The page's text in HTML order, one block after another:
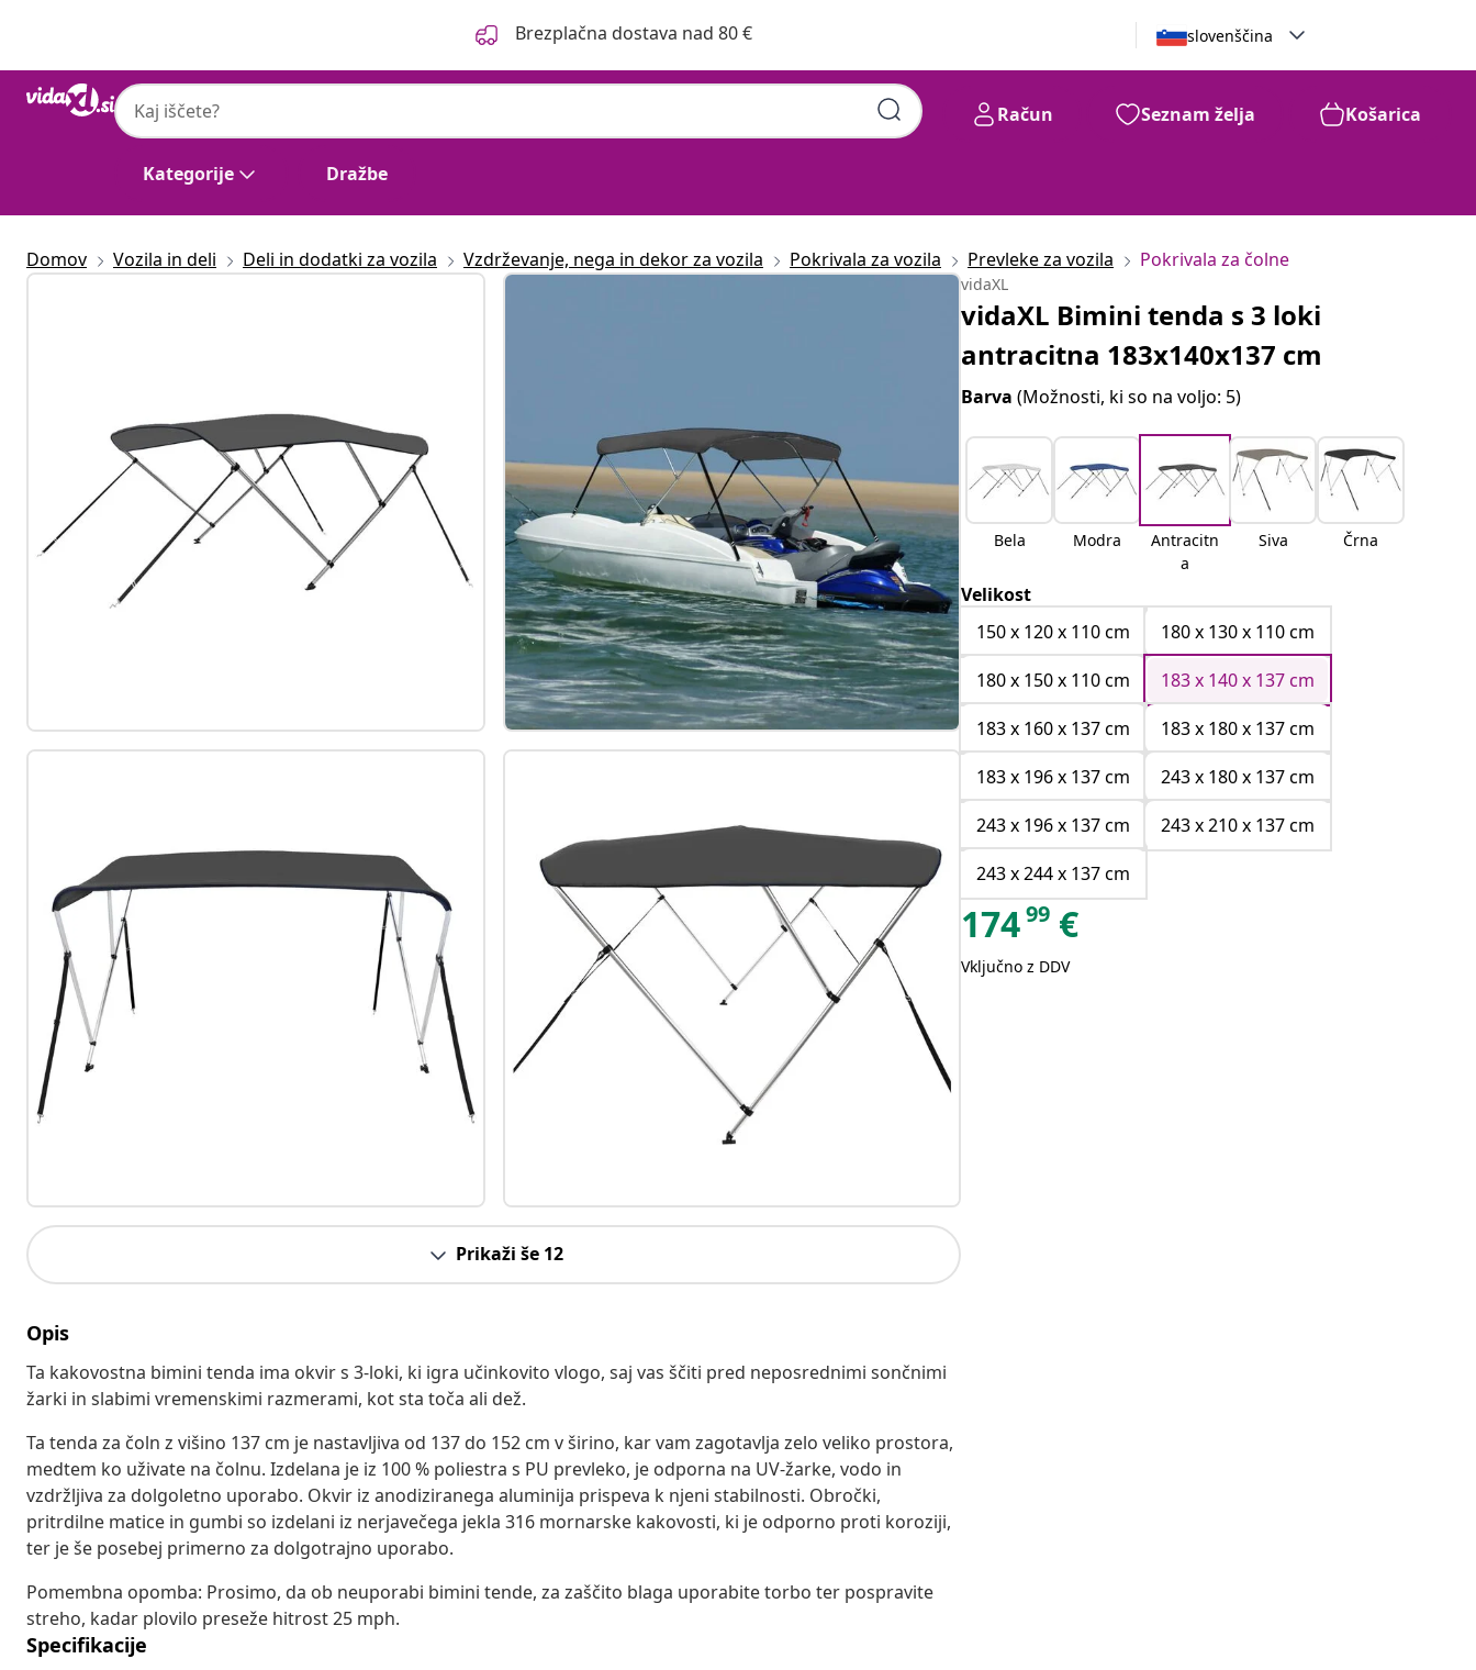
Brezplačna dostava nad 80 € slovenščina
Kategorije Dražbe
Račun Seznam želja Košarica
Domov Vozila in deli Deli in dodatki za vozila Vzdrževanje, nega in dekor za vozila Pokrivala za vozila Prevleke za vozila Pokrivala za čolne
Prikaži še 12
Opis
Ta kakovostna bimini tenda ima okvir s 3-loki, ki igra učinkovito vlogo, saj vas ščiti pred neposrednimi sončnimi
žarki in slabimi vremenskimi razmerami, kot sta toča ali dež.
Ta tenda za čoln z višino 137 cm je nastavljiva od 137 do 152 cm v širino, kar vam zagotavlja zelo veliko prostora,
medtem ko uživate na čolnu. Izdelana je iz 100 % poliestra s PU prevleko, je odporna na UV-žarke, vodo in
vzdržljiva za dolgoletno uporabo. Okvir iz anodiziranega aluminija prispeva k njeni stabilnosti. Obročki,
pritrdilne matice in gumbi so izdelani iz nerjavečega jekla 316 mornarske kakovosti, ki je odporno proti koroziji,
ter je še posebej primerno za dolgotrajno uporabo.
Pomembna opomba: Prosimo, da ob neuporabi bimini tende, za zaščito blaga uporabite torbo ter pospravite
streho, kadar plovilo preseže hitrost 25 mph.
Specifikacije
vidaXL
vidaXL Bimini tenda s 3 loki
antracitna 183x140x137 cm
Barva(Možnosti, ki so na voljo: 5)
Bela Modra
Antracitn
a
Siva Črna
Velikost
150 x 120 x 110 cm
180 x 130 x 110 cm
180 x 150 x 110 cm
183 x 140 x 137 cm
183 x 160 x 137 cm
183 x 180 x 137 cm
183 x 196 x 137 cm
243 x 180 x 137 cm
243 x 196 x 137 cm
243 x 210 x 137 cm
243 x 244 x 137 cm
17499 €
Vključno z DDV